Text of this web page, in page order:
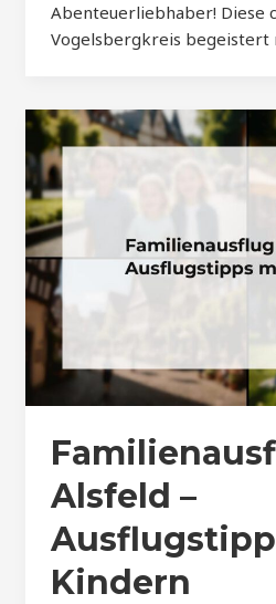
Abenteuerliebhaber! Diese
Vogelsbergkreis begeistert
Alsfeld –
Kindern